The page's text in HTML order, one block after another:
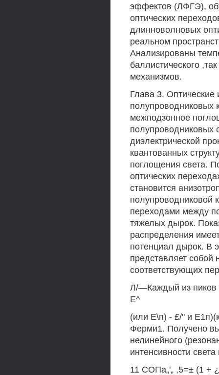
эффектов (ЛФГЭ),
оптических
длинноволновых
реальном
Анализированы
баллистического
механизмов.
Глава 3.
полупроводниковых
межподзонное
полупроводниковых
диэлектрической
квантованных
поглощения света.
оптических
становится
полупроводниковой
переходами между
тяжелых дырок.
распределения
потенциал дырок. В
представляет собой
соответствующих
Л/—Каждый из пиков
Е^
(или Е\п) - £/" и
Ферми1. Получено
нелинейного
интенсивности
11 СОПа„'„ ,5=± (1 +